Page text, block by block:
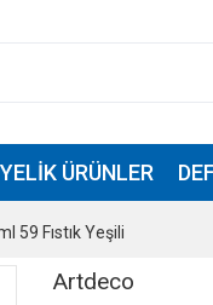
ÜRÜNLER
59 Fıstık Yeşili
Artdeco